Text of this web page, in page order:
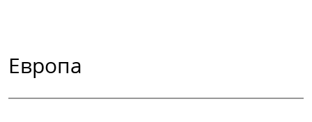
Европа